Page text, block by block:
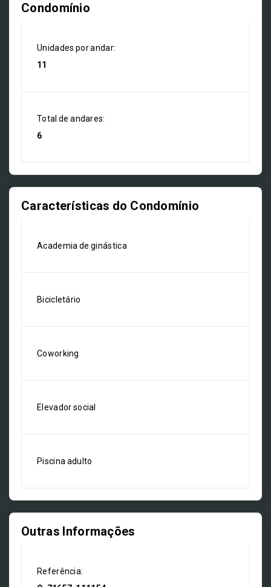
Condomínio
Unidades por andar:
11
Total de andares:
6
Características do Condomínio
Academia de ginástica
Bicicletário
Coworking
Elevador social
Piscina adulto
Outras Informações
Referência: